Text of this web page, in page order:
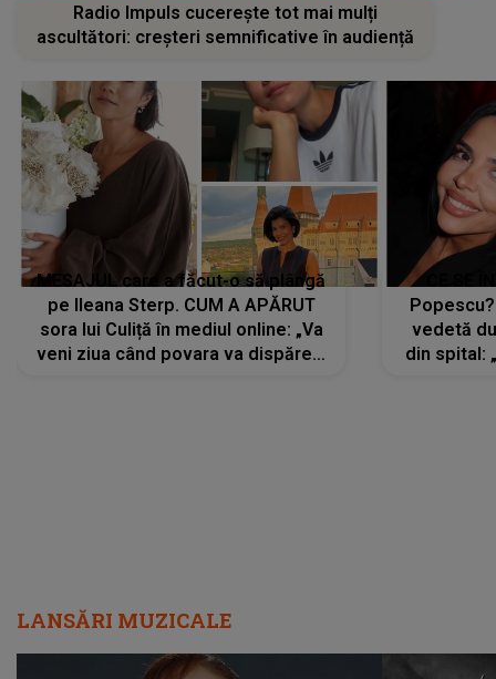
Radio Impuls cucerește tot mai mulți
ascultători: creșteri semnificative în audiență
MESAJUL care a făcut-o să plângă
pe Ileana Sterp. CUM A APĂRUT
sora lui Culiță în mediul online: „Va
veni ziua când povara va dispărea,
vedetă
din spital:
LANSĂRI MUZICALE